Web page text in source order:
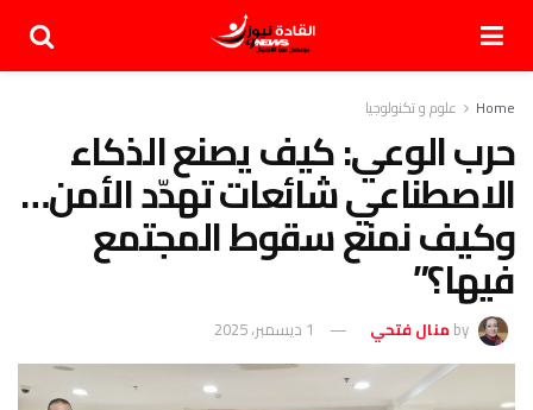
Home علوم و تكنولوجيا
حرب الوعي: كيف يصنع الذكاء
الاصطناعي شائعات تهدّد الأمن…
وكيف نمنع سقوط المجتمع
فيها؟”
by منال فتحي 1 ديسمبر، 2025